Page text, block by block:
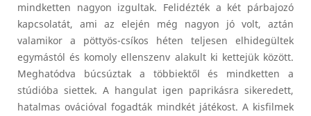
mindketten nagyon izgultak. Felidézték a két párbajozó
kapcsolatát, ami az elején még nagyon jó volt, aztán
valamikor a pöttyös-csíkos héten teljesen elhidegültek
egymástól és komoly ellenszenv alakult ki kettejük között.
Meghatódva búcsúztak a többiektől és mindketten a
stúdióba siettek. A hangulat igen paprikásra sikeredett,
hatalmas ovációval fogadták mindkét játékost. A kisfilmek